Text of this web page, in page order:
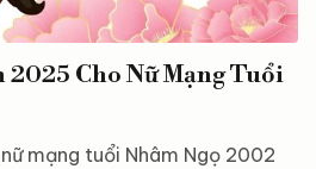
2025 Cho Nữ Mạng Tuổi
mạng tuổi Nhâm Ngọ 2002